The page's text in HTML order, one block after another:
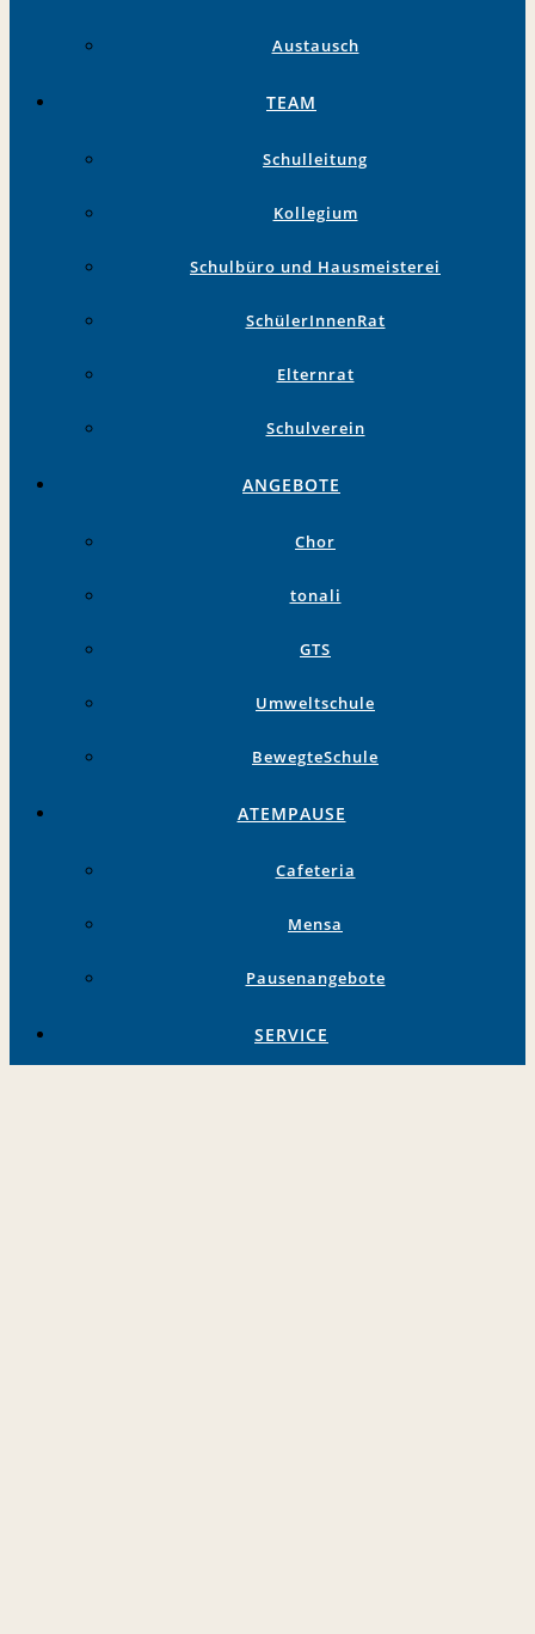
Austausch
TEAM
Schulleitung
Kollegium
Schulbüro und Hausmeisterei
SchülerInnenRat
Elternrat
Schulverein
ANGEBOTE
Chor
tonali
GTS
Umweltschule
BewegteSchule
ATEMPAUSE
Cafeteria
Mensa
Pausenangebote
SERVICE